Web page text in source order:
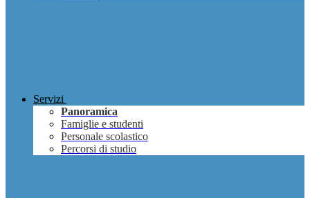
Servizi
Panoramica
Famiglie e studenti
Personale scolastico
Percorsi di studio